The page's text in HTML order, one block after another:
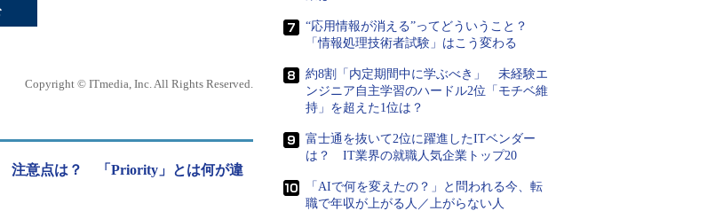
Copyright © ITmedia, Inc. All Rights Reserved.
注意点は？ 「Priority」とは何が違
“応用情報が消える”ってどういうこと？
「情報処理技術者試験」はこう変わる
約8割「内定期間中に学ぶべき」 未経験エ
ンジニア自主学習のハードル2位「モチベ維
持」を超えた1位は？
富士通を抜いて2位に躍進したITベンダー
は？ IT業界の就職人気企業トップ20
「AIで何を変えたの？」と問われる今、転
職で年収が上がる人／上がらない人